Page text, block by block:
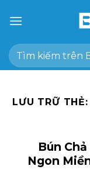
đến
dung
Tìm
kiếm:
LƯU TRỮ THẺ:
Bún
Ngon